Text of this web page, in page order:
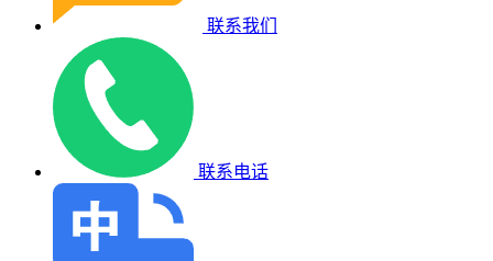
联系我们
联系电话